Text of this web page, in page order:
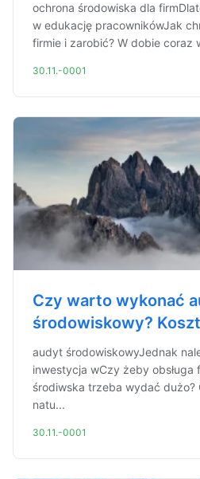
ochrona środowiska dla
w edukację pracownikówJak
firmie i zarobić? W dobie coraz
30.11.-0001
Czy warto wykonać
środowiskowy?
audyt środowiskowyJednak
inwestycja wCzy żeby obsługa
środiwska trzeba wydać dużo?
natu...
30.11.-0001